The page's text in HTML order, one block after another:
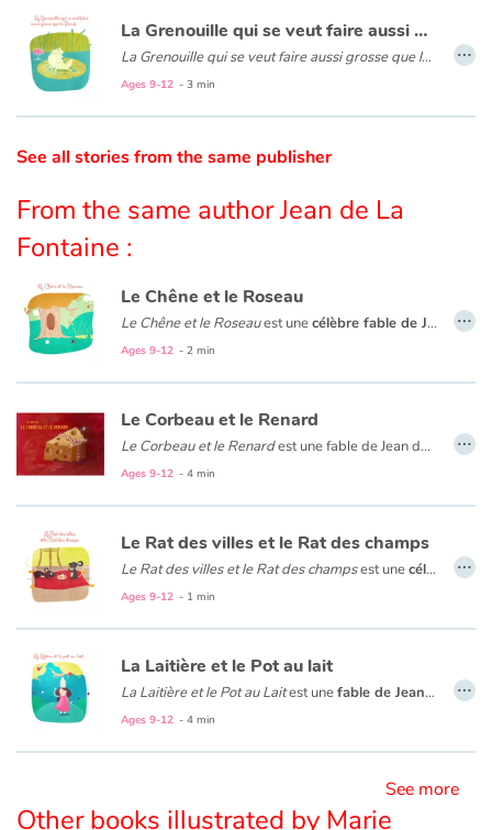
Help
Home
Family
Schools
Libraries
Videos & Tutorials
Blog
Learn french with Storyplay'r
French book lists for children
Reading for children
Dyslexia and reading disorders
La Grenouille qui se veut faire aussi grosse que le Bœuf
La Grenouille qui se veut faire aussi grosse que le Bœuf
Ages 9-12 - 3 min
…
See all stories from the same publisher
From the same author Jean de La
Fontaine :
Le Chêne et le Roseau
Le Chêne et le Roseauest unecélèbre fable de Jean de La Fontaine
Ages 9-12 - 2 min
…
Le Corbeau et le Renard
Le Corbeau et le Renardest une fable de Jean de La Fontaine qui illustre le caractère malin du renard, repris dans bon nombre d’histoires pour enfants.
Ages 9-12 - 4 min
…
Le Rat des villes et le Rat des champs
Le Rat des villes et le Rat des champsest unecélèbre fable de Jean de La Fontaine
Ages 9-12 - 1 min
…
La Laitière et le Pot au lait
La Laitière et le Pot au Laitest unefable de Jean de La Fontaine
Ages 9-12 - 4 min
…
See more
Other books illustrated by Marie